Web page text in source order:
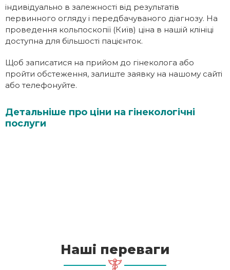
індивідуально в залежності від результатів
первинного огляду і передбачуваного діагнозу. На
проведення кольпоскопії (Київ) ціна в нашій клініці
доступна для більшості пацієнток.
Щоб записатися на прийом до гінеколога або
пройти обстеження, залиште заявку на нашому сайті
або телефонуйте.
Детальніше про ціни на гінекологічні
послуги
Наші переваги